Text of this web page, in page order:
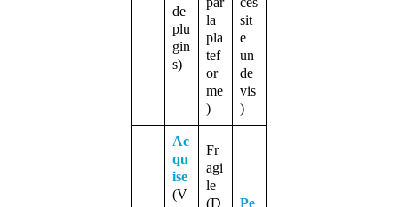
de
plu
gin
s)
la
pla
tef
or
me
)
sit
e
un
de
vis
)
Ac
qu
ise
(V
Fr
agi
le
(D
Pe